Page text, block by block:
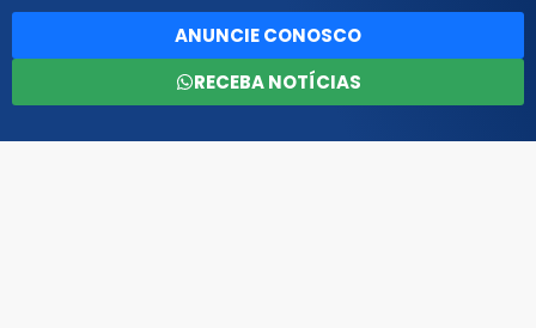
ANUNCIE CONOSCO
RECEBA NOTÍCIAS